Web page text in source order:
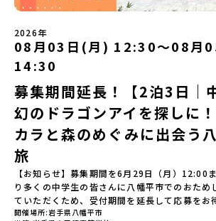
料・20日目-8日目：20％・7日目-2日目：30％
加またはプログラム開始後の解除：100％・催
どの状況等によって開催を見合わせる可能性が
は原則、開催日1週間前までにご連絡いたしま
に達しなかった場合は、開催日3週間前までに
にてご連絡いたします。・よくあるご質問その
についてはこちらをご確認ください。運営団体
ム主催：一般財団法人地域・教育魅力化プラッ
ある若者にあふれる持続可能な地域・社会をつ
ンを掲げ、2017年3月に島根県に設立した教育
全国約200の高校と連携しながら、中学卒業後
徒一人ひとりの夢や価値観に合った地域・学校
とができるシステム「地域みらい留学」をは
や地域活性モデルをつくり続けています。名
域・教育魅力化プラットフォーム設 立：2017
つのステップをご活用ください。【STEP 1】
（アーカイブ動画を公開中！）〜まずは「おた
りたい方へ〜日本全国20以上の地域から選んで
し地域留学」の魅力を凝縮したアーカイブ動画
す。初めての一人旅への不安や、事務局のサポ
る]YouTube：https://youtu.be/
si=e5erbspvwz5O8_uF【STEP 2】平取町プ
「平取町」の内容を具体的に深掘りしたい方へ
うえで、「平取町では具体的に何をするの？」
という疑問にお答えする説明会です。平取町な
や、2泊3日のプログラムの中身をたっぷりと
時： 5月7日(木) 19：00〜19：40内 容： 平取町ってどんなとこ
ろ？、プログラム詳細解説、質疑応答お申し
mirai.jp/events/002112どちらの説明会でも
「はじめての一人旅だけど大丈夫？」「どんな
「大樹町の自然を満喫」 -先人の知恵と夢を
樹高校見学・寮見学」 -大樹高校の特徴を知
との対話「大樹町の魅力を体験①」 -大樹町な
イーツ（PM）「大樹町の魅力を体験②」 -大
ーSORA見学 -モデルロケットを飛ばしてみよ
BBQ」 -さらに仲間や地元の高校生、町の大人
＞（AM）「3日間の振り返りワーク」 -みんな
場の舞台裏。フィールドワーク」 -牧場見学・
れ合おう「ランチ/お土産タイム」（PM） 14
了-とかち帯広空港には15：00頃に到着予定で
加人数によってプログラムを変更する場合がご
【開催場所】北海道大樹町（たいきちょう）【
(火)〜 7月30日(木)※参加が確定した方には6
20：00に「参加者向け事前オンライン研修」
す。必ず参加をお願いします。【集合場所・
150軒のお屋敷のほとんどに、今も人が住んで
士が歩いた道を、自分の足で歩く。まるで、ま
セル。真っ青な海へダイブ！目の前に広がる八
い）は穏やかなリアス式海岸。海に沈む夕日は
きたい景色です。出水工業高校は、「建築科」
つの学科。金属加工、電気工作、建物のデザイ
る環境。「高校生ものづくりコンテスト」の木
会2位に輝くなど、先輩たちの実力はホンモノ！
でモノをつくる時間を体験。金属を削ったり、
で形をつくったり。プロの機械にさわれる高
&quot;でモノづくりにチャレンジ。夜には自分
けとうろう）」を作って灯りをともします。真
りダイブしたり、全国から集まった仲間や地
たちとワイワイBBQや夕ごはんづくりは一生の
ちょっとドキドキするけど、楽しい！に出会う
出水市の冒険に飛び込んでみませんか？体験の
2026年
08月03日(月) 12:30〜08月
14:30
募集期間延長！【2泊3日｜
幻のドラゴンアイを探しに
カラと森のめぐみに出会う
旅
【お知らせ】募集期間を6月29日（月）12:00
り多くの中学生の皆さんに八幡平市でのおため
ていただくため、受付期間を延長して応募をお
「申し込みのタイミングを逃してしまった」と
開催場所 岩手県八幡平市